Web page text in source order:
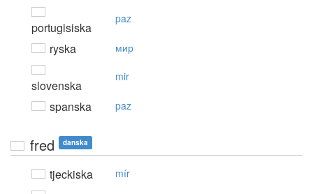
portugisiska
paz
ryska мир
slovenska
mir
spanska paz
fred danska
tjeckiska mír